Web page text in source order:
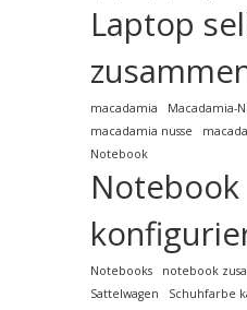
Laptop
macadamia Macadamia-
macadamia nusse
Notebook
Notebook
Notebooks
notebook
Sattelwagen
Schuhfarbe